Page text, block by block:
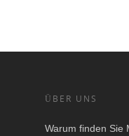
ÜBER UNS
Warum finden Sie